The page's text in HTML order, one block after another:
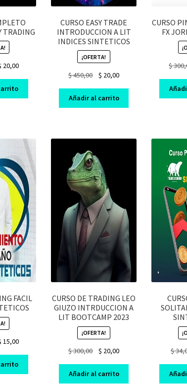
TRADING
20,00Current
is:
$ 20,00.
CURSO EASY TRADE
INTRODUCCION A LIT
INDICES SINTETICOS
¡OFERTA!
$450,00
Original
was:
$ 450,00.
$ 20,00Current
is:
$ 20,00.
Añadir al carrito
CURSO
FX
$
FACIL
15,00Current
is:
$ 15,00.
CURSO DE TRADING LEO
GIUZO INTRDUCCION A
LIT BOOTCAMP 2023
¡OFERTA!
$300,00
Original
was:
$ 300,00.
$ 20,00Current
is:
$ 20,00.
Añadir al carrito
$